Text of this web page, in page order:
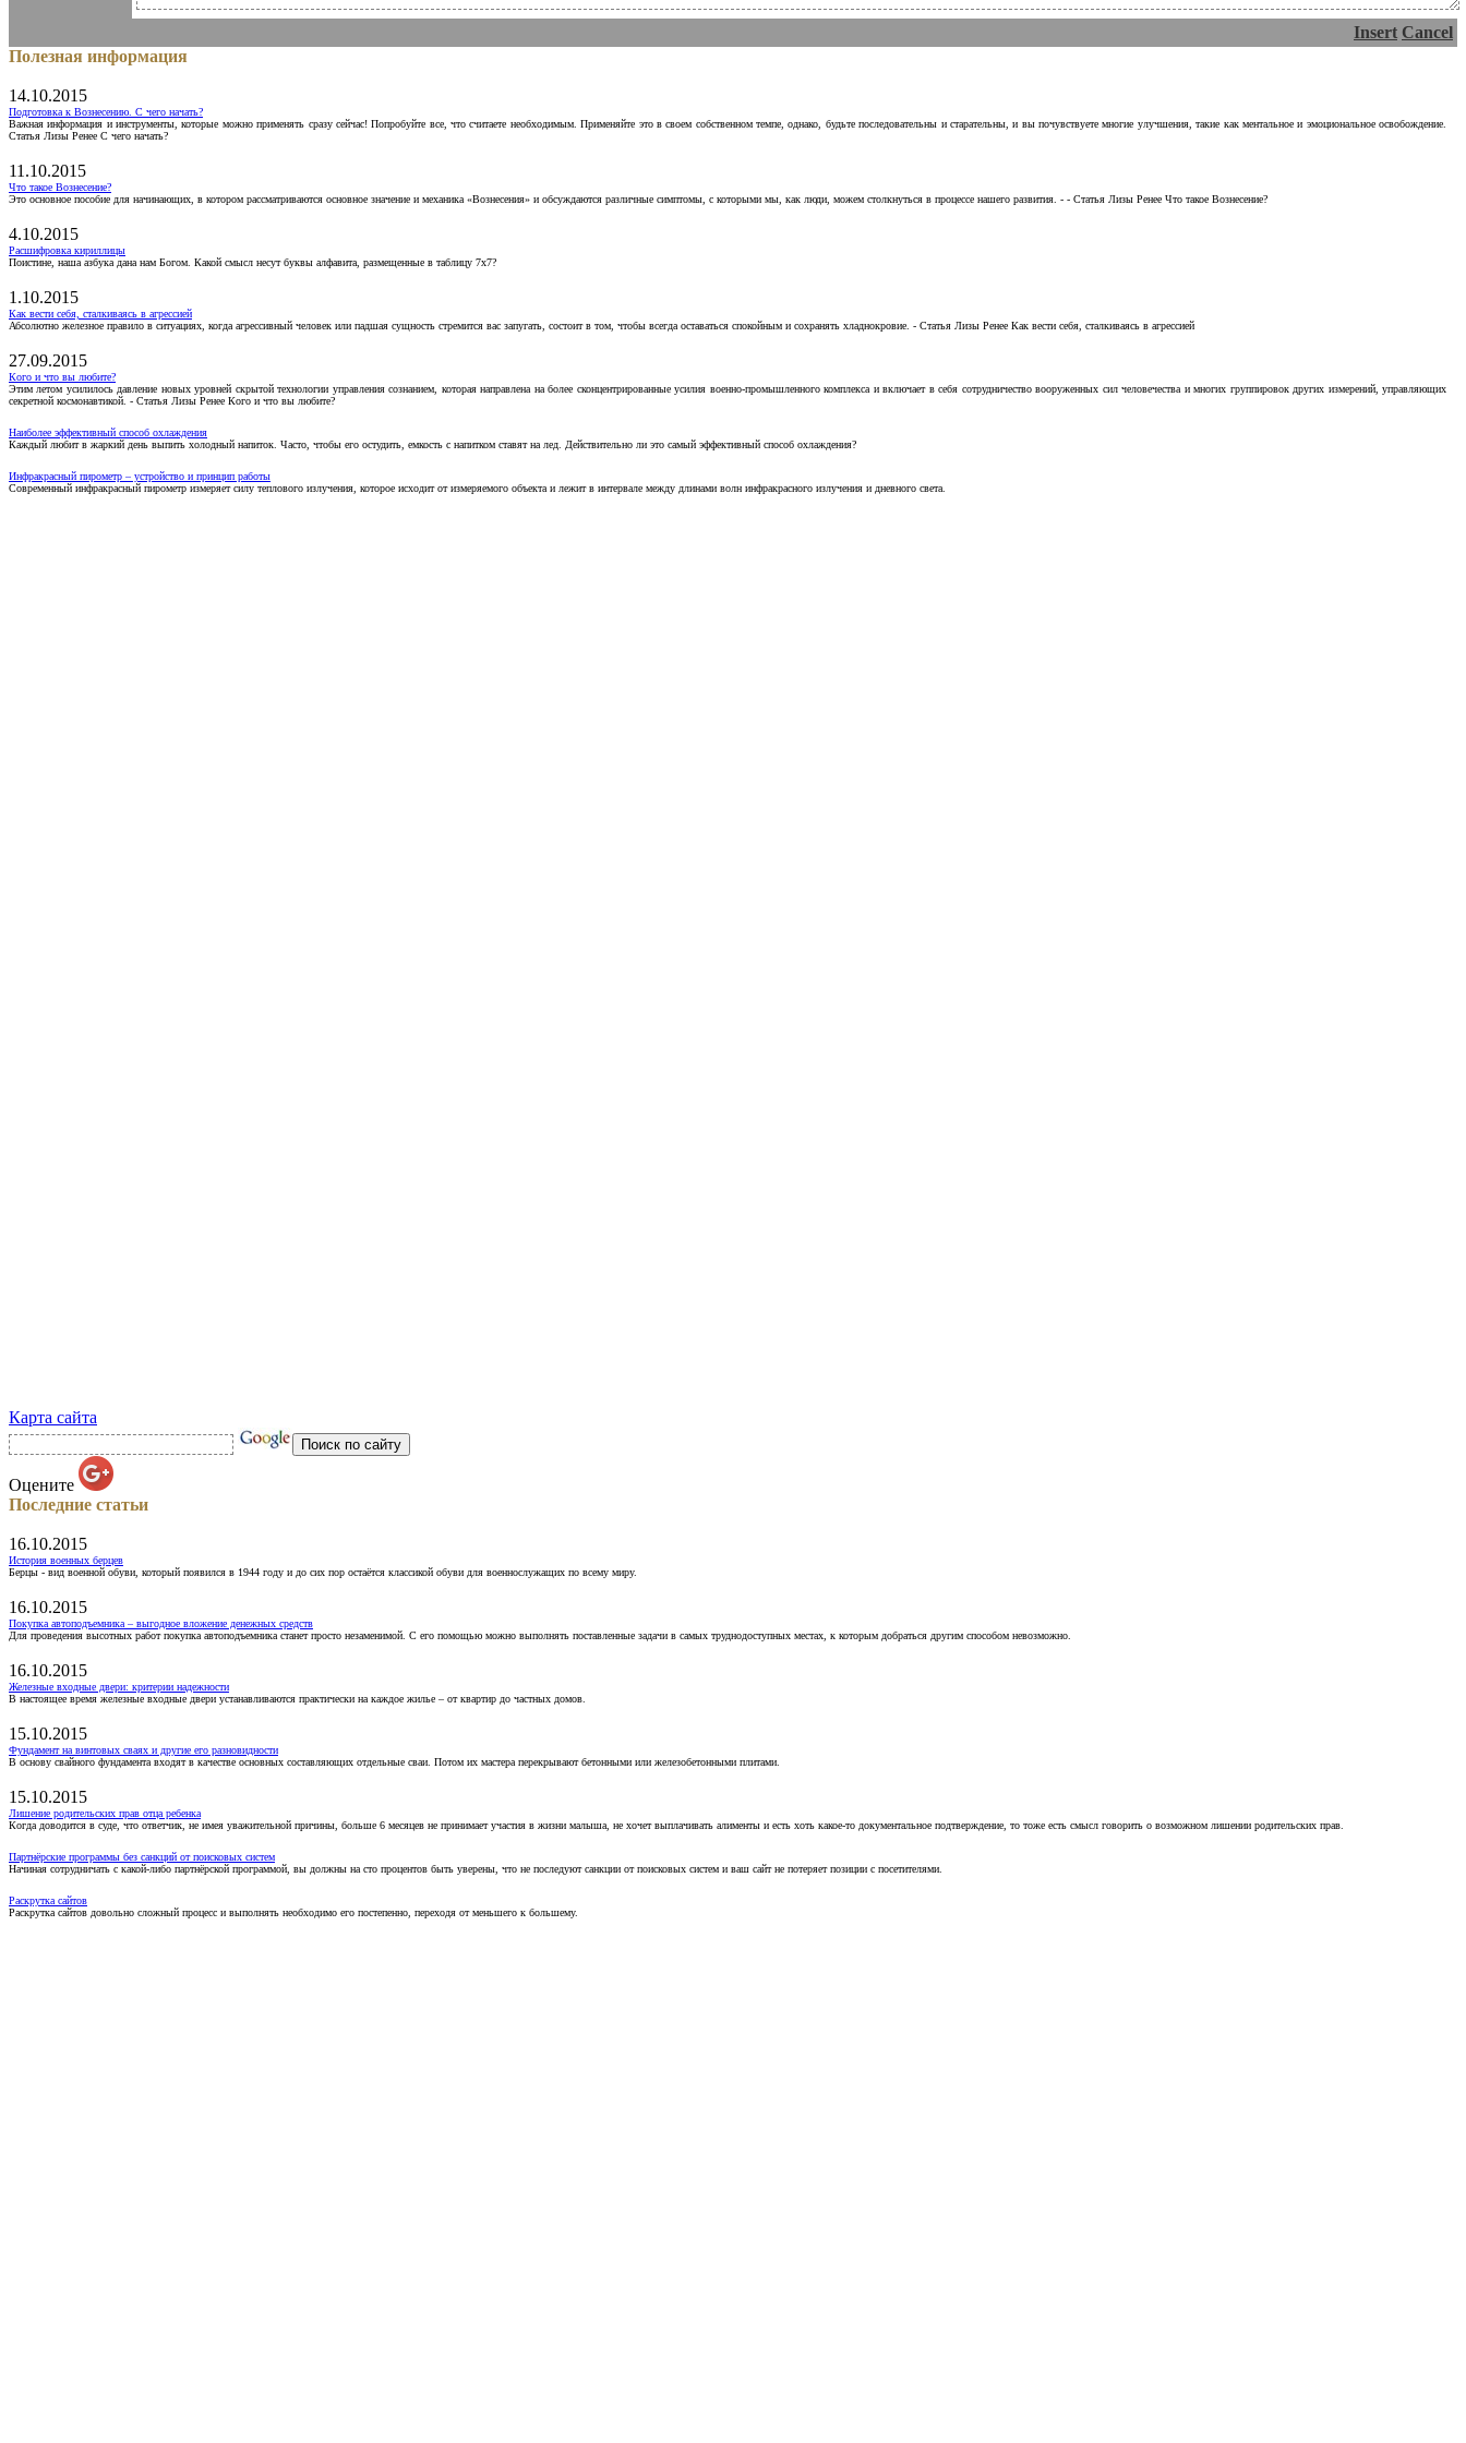
Insert Cancel
Полезная информация
14.10.2015
Подготовка к Вознесению. С чего начать?
Важная информация и инструменты, которые можно применять сразу сейчас! Попробуйте все, что считаете необходимым. Применяйте это в своем собственном темпе, однако, будьте последовательны и старательны, и вы почувствуете многие улучшения, такие как ментальное и эмоциональное освобождение.
Статья Лизы Ренее С чего начать?
11.10.2015
Что такое Вознесение?
Это основное пособие для начинающих, в котором рассматриваются основное значение и механика «Вознесения» и обсуждаются различные симптомы, с которыми мы, как люди, можем столкнуться в процессе нашего развития. - - Статья Лизы Ренее Что такое Вознесение?
4.10.2015
Расшифровка кириллицы
Поистине, наша азбука дана нам Богом. Какой смысл несут буквы алфавита, размещенные в таблицу 7х7?
1.10.2015
Как вести себя, сталкиваясь в агрессией
Абсолютно железное правило в ситуациях, когда агрессивный человек или падшая сущность стремится вас запугать, состоит в том, чтобы всегда оставаться спокойным и сохранять хладнокровие. - Статья Лизы Ренее Как вести себя, сталкиваясь в агрессией
27.09.2015
Кого и что вы любите?
Этим летом усилилось давление новых уровней скрытой технологии управления сознанием, которая направлена на более сконцентрированные усилия военно-промышленного комплекса и включает в себя сотрудничество вооруженных сил человечества и многих группировок других измерений, управляющих
секретной космонавтикой. - Статья Лизы Ренее Кого и что вы любите?
Наиболее эффективный способ охлаждения
Каждый любит в жаркий день выпить холодный напиток. Часто, чтобы его остудить, емкость с напитком ставят на лед. Действительно ли это самый эффективный способ охлаждения?
Инфракрасный пирометр – устройство и принцип работы
Современный инфракрасный пирометр измеряет силу теплового излучения, которое исходит от измеряемого объекта и лежит в интервале между длинами волн инфракрасного излучения и дневного света.
Карта сайта
Оцените
Последние статьи
16.10.2015
История военных берцев
Берцы - вид военной обуви, который появился в 1944 году и до сих пор остаётся классикой обуви для военнослужащих по всему миру.
16.10.2015
Покупка автоподъемника – выгодное вложение денежных средств
Для проведения высотных работ покупка автоподъемника станет просто незаменимой. С его помощью можно выполнять поставленные задачи в самых труднодоступных местах, к которым добраться другим способом невозможно.
16.10.2015
Железные входные двери: критерии надежности
В настоящее время железные входные двери устанавливаются практически на каждое жилье – от квартир до частных домов.
15.10.2015
Фундамент на винтовых сваях и другие его разновидности
В основу свайного фундамента входят в качестве основных составляющих отдельные сваи. Потом их мастера перекрывают бетонными или железобетонными плитами.
15.10.2015
Лишение родительских прав отца ребенка
Когда доводится в суде, что ответчик, не имея уважительной причины, больше 6 месяцев не принимает участия в жизни малыша, не хочет выплачивать алименты и есть хоть какое-то документальное подтверждение, то тоже есть смысл говорить о возможном лишении родительских прав.
Партнёрские программы без санкций от поисковых систем
Начиная сотрудничать с какой-либо партнёрской программой, вы должны на сто процентов быть уверены, что не последуют санкции от поисковых систем и ваш сайт не потеряет позиции с посетителями.
Раскрутка сайтов
Раскрутка сайтов довольно сложный процесс и выполнять необходимо его постепенно, переходя от меньшего к большему.